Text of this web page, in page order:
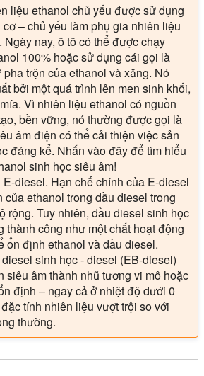
liệu ethanol chủ yếu được sử dụng
– chủ yếu làm phụ gia nhiên liệu
Ngày nay, ô tô có thể được chạy
100% hoặc sử dụng cái gọi là
trộn của ethanol và xăng. Nó
bởi một quá trình lên men sinh khối,
Vì nhiên liệu ethanol có nguồn
bền vững, nó thường được gọi là
âm điện có thể cải thiện việc sản
đáng kể. Nhấn vào đây để tìm hiểu
sinh học siêu âm!
diesel. Hạn chế chính của E-diesel
của ethanol trong dầu diesel trong
rộng. Tuy nhiên, dầu diesel sinh học
thành công như một chất hoạt động
ổn định ethanol và dầu diesel.
sinh học - diesel (EB-diesel)
siêu âm thành nhũ tương vi mô hoặc
định – ngay cả ở nhiệt độ dưới 0
tính nhiên liệu vượt trội so với
thường.